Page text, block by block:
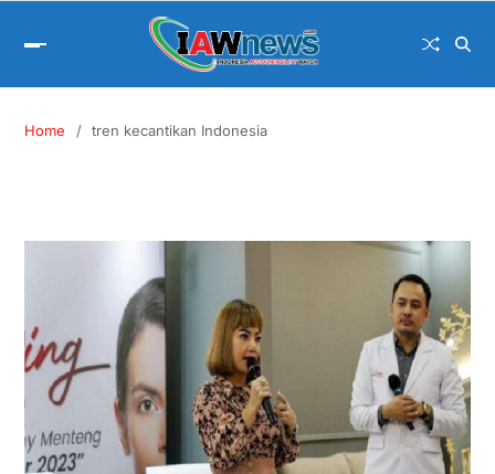
Home tren kecantikan Indonesia